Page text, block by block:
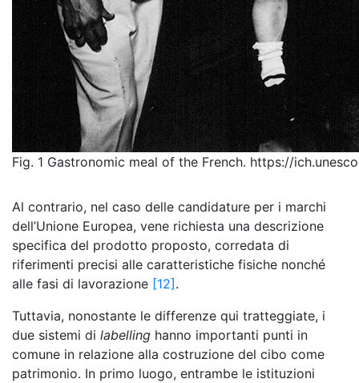
Fig. 1 Gastronomic meal of the French​. https://
Al contrario, nel caso delle candidature per i marchi
dell’Unione Europea, vene richiesta una descrizione
specifica del prodotto proposto, corredata di
riferimenti precisi alle caratteristiche fisiche nonché
alle fasi di lavorazione [12].
Tuttavia, nonostante le differenze qui tratteggiate, i
due sistemi di labelling hanno importanti punti in
comune in relazione alla costruzione del cibo come
patrimonio. In primo luogo, entrambe le istituzioni